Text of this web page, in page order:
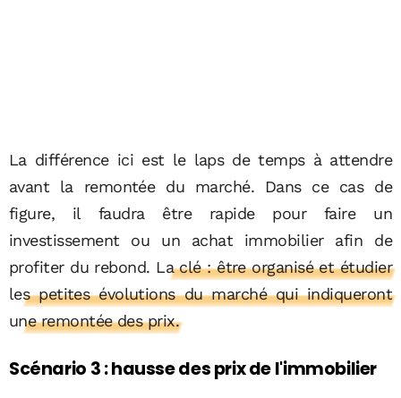
La différence ici est le laps de temps à attendre
avant la remontée du marché. Dans ce cas de
figure, il faudra être rapide pour faire un
investissement ou un achat immobilier afin de
profiter du rebond. La clé : être organisé et étudier
les petites évolutions du marché qui indiqueront
une remontée des prix.
Scénario 3 : hausse des prix de l'immobilier